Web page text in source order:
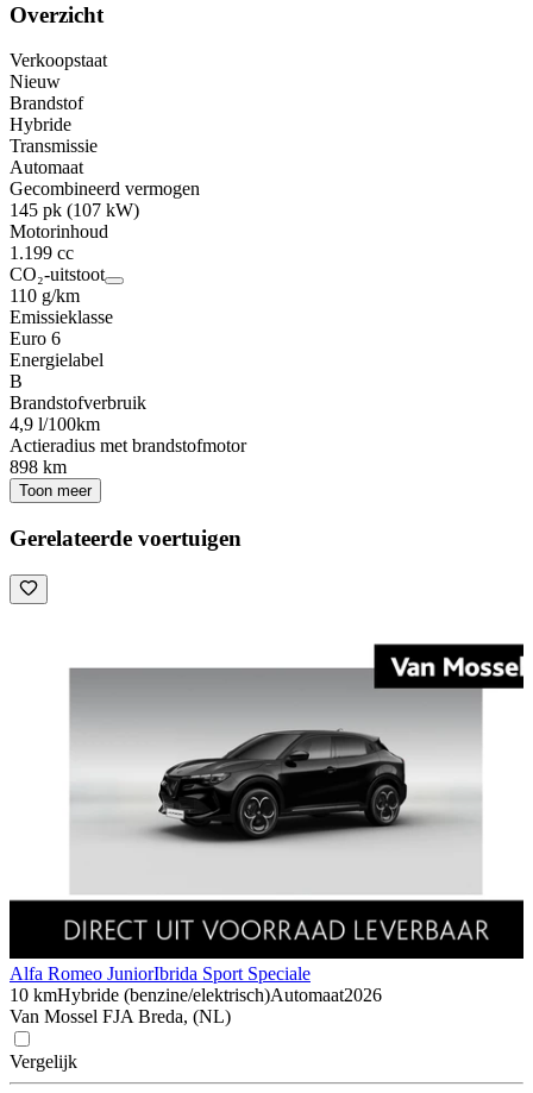
Overzicht
Verkoopstaat
Nieuw
Brandstof
Hybride
Transmissie
Automaat
Gecombineerd vermogen
145 pk (107 kW)
Motorinhoud
1.199 cc
CO₂-uitstoot
110 g/km
Emissieklasse
Euro 6
Energielabel
B
Brandstofverbruik
4,9 l/100km
Actieradius met brandstofmotor
898 km
Toon meer
Gerelateerde voertuigen
Alfa Romeo JuniorIbrida Sport Speciale
10 kmHybride (benzine/elektrisch)Automaat2026
Van Mossel FJA Breda, (NL)
Vergelijk